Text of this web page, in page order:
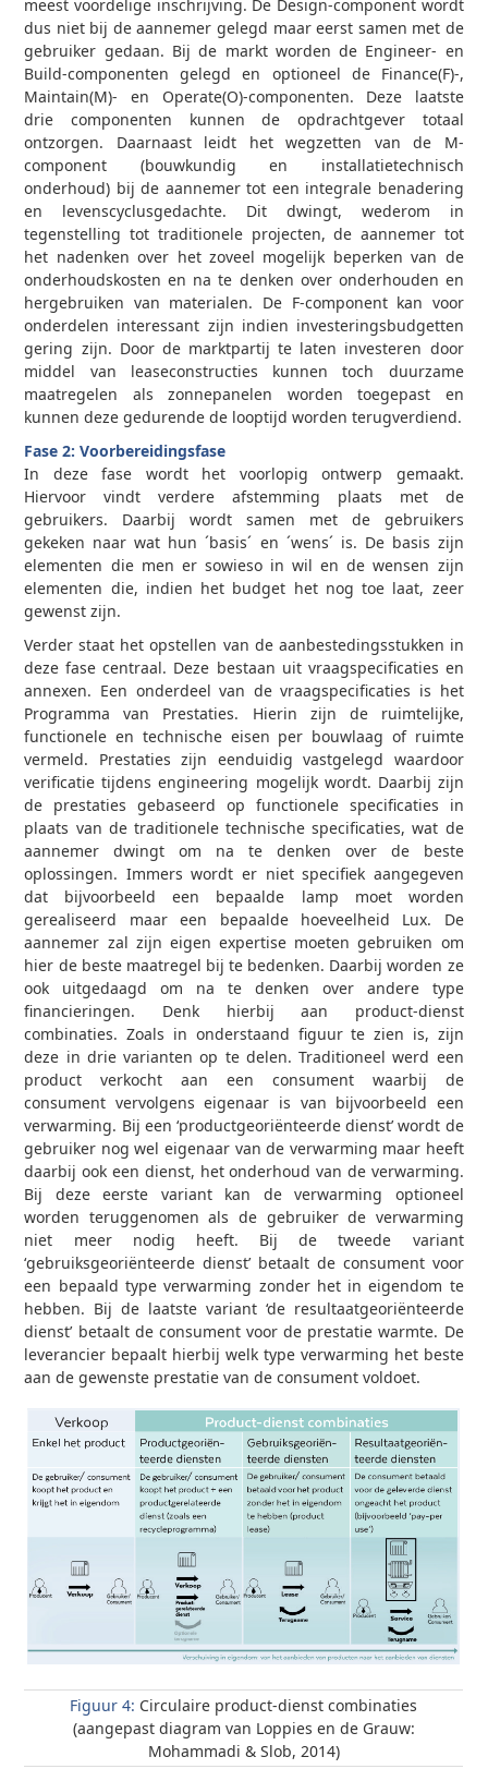
meest voordelige inschrijving. De Design-component wordt
dus niet bij de aannemer gelegd maar eerst samen met de
gebruiker gedaan. Bij de markt worden de Engineer- en
Build-componenten gelegd en optioneel de Finance(F)-,
Maintain(M)- en Operate(O)-componenten. Deze laatste
drie componenten kunnen de opdrachtgever totaal
ontzorgen. Daarnaast leidt het wegzetten van de M-
component (bouwkundig en installatietechnisch
onderhoud) bij de aannemer tot een integrale benadering
en levenscyclusgedachte. Dit dwingt, wederom in
tegenstelling tot traditionele projecten, de aannemer tot
het nadenken over het zoveel mogelijk beperken van de
onderhoudskosten en na te denken over onderhouden en
hergebruiken van materialen. De F-component kan voor
onderdelen interessant zijn indien investeringsbudgetten
gering zijn. Door de marktpartij te laten investeren door
middel van leaseconstructies kunnen toch duurzame
maatregelen als zonnepanelen worden toegepast en
kunnen deze gedurende de looptijd worden terugverdiend.
Fase 2: Voorbereidingsfase
In deze fase wordt het voorlopig ontwerp gemaakt.
Hiervoor vindt verdere afstemming plaats met de
gebruikers. Daarbij wordt samen met de gebruikers
gekeken naar wat hun ´basis´ en ´wens´ is. De basis zijn
elementen die men er sowieso in wil en de wensen zijn
elementen die, indien het budget het nog toe laat, zeer
gewenst zijn.
Verder staat het opstellen van de aanbestedingsstukken in
deze fase centraal. Deze bestaan uit vraagspecificaties en
annexen. Een onderdeel van de vraagspecificaties is het
Programma van Prestaties. Hierin zijn de ruimtelijke,
functionele en technische eisen per bouwlaag of ruimte
vermeld. Prestaties zijn eenduidig vastgelegd waardoor
verificatie tijdens engineering mogelijk wordt. Daarbij zijn
de prestaties gebaseerd op functionele specificaties in
plaats van de traditionele technische specificaties, wat de
aannemer dwingt om na te denken over de beste
oplossingen. Immers wordt er niet specifiek aangegeven
dat bijvoorbeeld een bepaalde lamp moet worden
gerealiseerd maar een bepaalde hoeveelheid Lux. De
aannemer zal zijn eigen expertise moeten gebruiken om
hier de beste maatregel bij te bedenken. Daarbij worden ze
ook uitgedaagd om na te denken over andere type
financieringen. Denk hierbij aan product-dienst
combinaties. Zoals in onderstaand figuur te zien is, zijn
deze in drie varianten op te delen. Traditioneel werd een
product verkocht aan een consument waarbij de
consument vervolgens eigenaar is van bijvoorbeeld een
verwarming. Bij een ‘productgeoriënteerde dienst’ wordt de
gebruiker nog wel eigenaar van de verwarming maar heeft
daarbij ook een dienst, het onderhoud van de verwarming.
Bij deze eerste variant kan de verwarming optioneel
worden teruggenomen als de gebruiker de verwarming
niet meer nodig heeft. Bij de tweede variant
‘gebruiksgeoriënteerde dienst’ betaalt de consument voor
een bepaald type verwarming zonder het in eigendom te
hebben. Bij de laatste variant ‘de resultaatgeoriënteerde
dienst’ betaalt de consument voor de prestatie warmte. De
leverancier bepaalt hierbij welk type verwarming het beste
aan de gewenste prestatie van de consument voldoet.
Figuur 4: Circulaire product-dienst combinaties
(aangepast diagram van Loppies en de Grauw:
Mohammadi & Slob, 2014)